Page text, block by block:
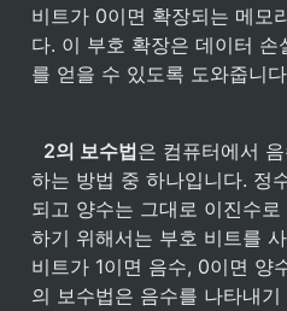
비트가 0이면 확장되는 메모
다. 이 부호 확장은 데이터
를 얻을 수 있도록 도와줍니
2의 보수법은 컴퓨터에서
하는 방법 중 하나입니다. 정
되고 양수는 그대로 이진수
하기 위해서는 부호 비트를
비트가 1이면 음수, 0이면 양
의 보수법은 음수를 나타내